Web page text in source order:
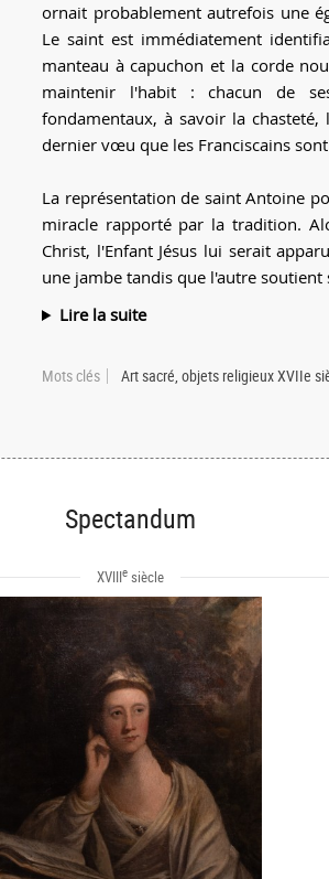
ornait probablement autrefois une
Le saint est immédiatement
manteau à capuchon et la corde
maintenir l'habit : chacun de
fondamentaux, à savoir la chasteté,
dernier vœu que les Franciscains
La représentation de saint Antoine
miracle rapporté par la tradition.
Christ, l'Enfant Jésus lui serait
une jambe tandis que l'autre soutient
Lire la suite
Mots clés Art sacré, objets religieux XVIIe
Spectandum
XVIIIesiècle